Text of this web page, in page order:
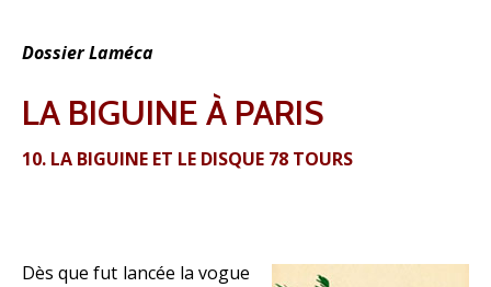
Dossier Laméca
LA BIGUINE À PARIS
10. LA BIGUINE ET LE DISQUE 78 TOURS
Dès que fut lancée la vogue